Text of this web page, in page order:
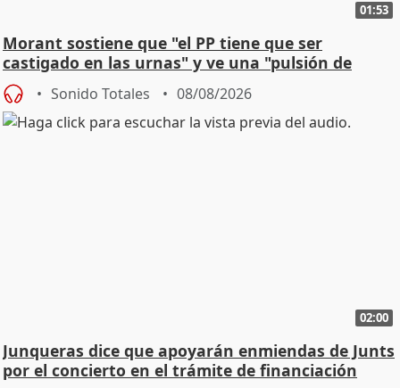
01:53
Morant sostiene que "el PP tiene que ser
castigado en las urnas" y ve una "pulsión de
cambio"
Sonido Totales 08/08/2026
02:00
Junqueras dice que apoyarán enmiendas de Junts
por el concierto en el trámite de financiación